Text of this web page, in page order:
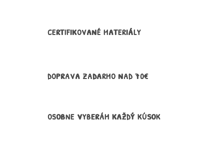
CERTIFIKOVANÉ MATERIÁLY
DOPRAVA ZADARMO NAD 70€
OSOBNE VYBERÁM KAŽDÝ KÚSOK